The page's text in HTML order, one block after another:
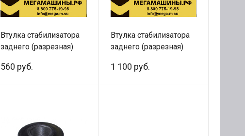
Втулка стабилизатора
заднего (разрезная)
WG9925688210
560 руб.
Втулка стабилизатора
заднего (разрезная)
WG9925688210 QINYAN
1 100 руб.